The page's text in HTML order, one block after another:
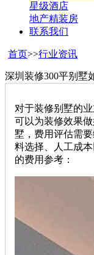
星级酒店
地产精装房
联系我们
首页>>行业资讯
深圳装修300平别墅
对于装修别墅的
可以为装修效果
墅，费用评估需
料选择、人工成
的费用参考：